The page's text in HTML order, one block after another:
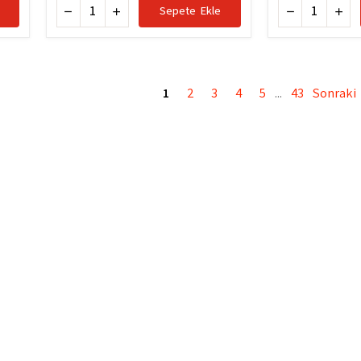
Sepete Ekle
1 2 3 4 5 43 Sonraki